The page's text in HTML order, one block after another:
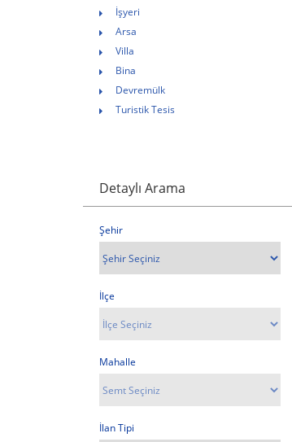
İşyeri
Arsa
Villa
Bina
Devremülk
Turistik Tesis
Detaylı Arama
Şehir
İlçe
Mahalle
İlan Tipi